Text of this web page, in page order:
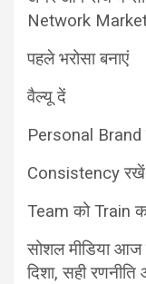
Network
पहले भरोसा बनाएं
वैल्यू दें
Personal Brand
Consistency रखें
Team को Train
सोशल मीडिया
दिशा, सही